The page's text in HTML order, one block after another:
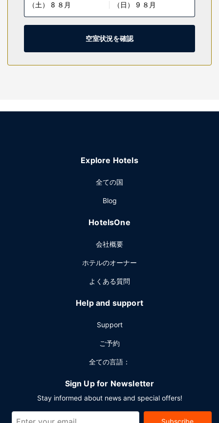
ご覧いただけます。個別の浴槽とシャワーのある専用バスル
ームには、デザイナーバスアメニティ、ヘアドライヤーが備
わっています。セーフティボックス、デスクの他に、市内通
話 (無料)付きの電話をご利用いただけます。
施設
庭園からの眺めを楽しみ、WiFi (無料)やコンシェルジュ サー
10:30 までお召し上がりいただけます (有料)。
ンター、エクスプレス チェックインをお使いいただけます。
ファレンス センター、16 室の会議室など総面積 1567 平方
（土） 8 ８月 （日） 9 ８月
空室状況を確認
Explore Hotels
全ての国
Blog
HotelsOne
会社概要
ホテルのオーナー
よくある質問
Help and support
Support
ご予約
全ての言語：
Sign Up for Newsletter
Stay informed about news and special offers!
Subscribe